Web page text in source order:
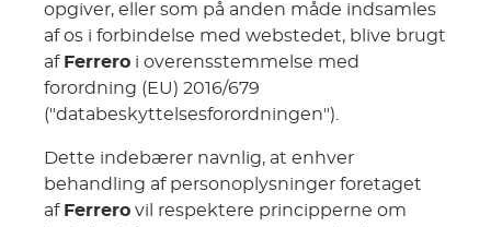
opgiver, eller som på anden måde indsamles
af os i forbindelse med webstedet, blive brugt
af Ferrero i overensstemmelse med
forordning (EU) 2016/679
("databeskyttelsesforordningen").
Dette indebærer navnlig, at enhver
behandling af personoplysninger foretaget
af Ferrero vil respektere principperne om